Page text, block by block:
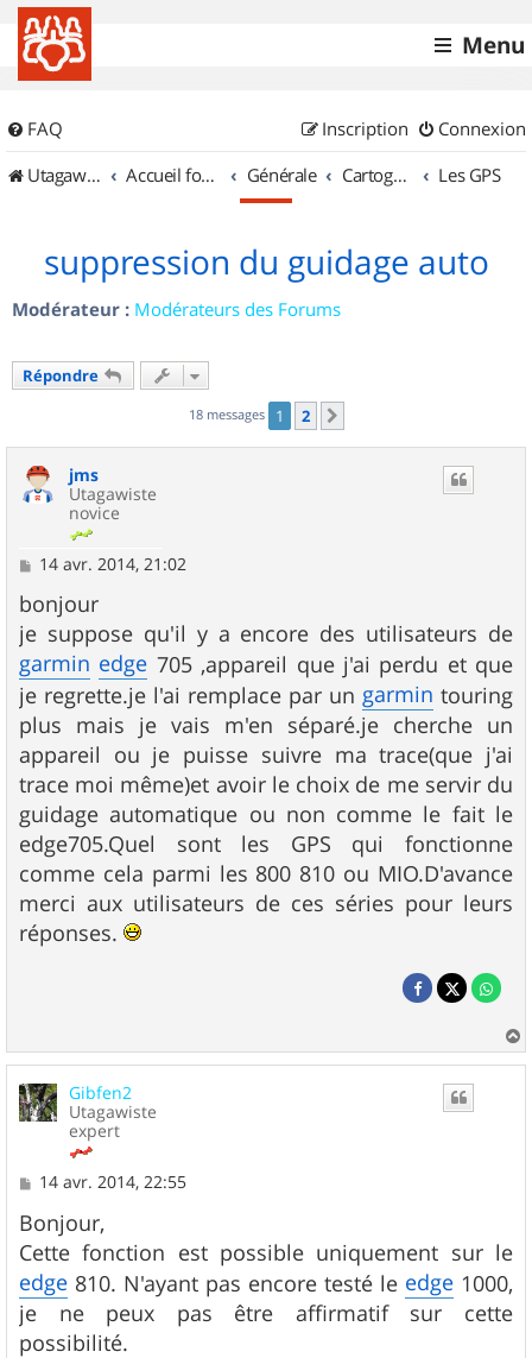
Menu
FAQ Connexion
Inscription
UtagawaVTT (Randos VTT et VTTAE avec traces GPS)
Accueil forum Générale Cartographie et GPS Les GPS
suppression du guidage auto
Modérateur : Modérateurs des Forums
Répondre
18 messages 1 2
jms
Utagawiste
novice
M
s
s
a
g
e
14 avr. 2014, 21:02
bonjour
je suppose qu'il y a encore des utilisateurs de
garmin edge 705 ,appareil que j'ai perdu et que
je regrette.je l'ai remplace par un garmin touring
plus mais je vais m'en séparé.je cherche un
appareil ou je puisse suivre ma trace(que j'ai
trace moi même)et avoir le choix de me servir du
guidage automatique ou non comme le fait le
edge705.Quel sont les GPS qui fonctionne
comme cela parmi les 800 810 ou MIO.D'avance
merci aux utilisateurs de ces séries pour leurs
réponses.
a
Gibfen2
Utagawiste
expert
M
s
s
a
g
e
14 avr. 2014, 22:55
Bonjour,
Cette fonction est possible uniquement sur le
edge 810. N'ayant pas encore testé le edge 1000,
je ne peux pas être affirmatif sur cette
possibilité.